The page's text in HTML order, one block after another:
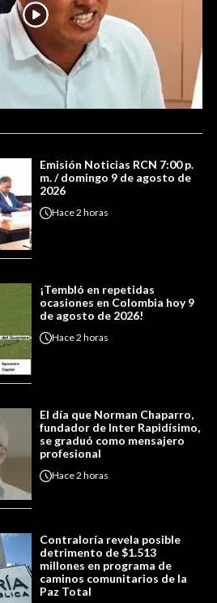
Emisión Noticias RCN 7:00 p.
m. / domingo 9 de agosto de
2026
Hace2 horas
¡Tembló en repetidas
ocasiones en Colombia hoy 9
de agosto de 2026!
Hace2 horas
El día que Norman Chaparro,
fundador de Inter Rapidísimo,
se graduó como mensajero
profesional
Hace2 horas
Contraloría revela posible
detrimento de $1.513
millones en programa de
caminos comunitarios de la
Paz Total